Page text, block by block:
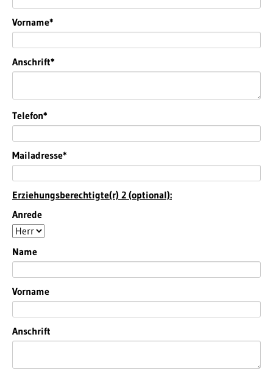
Pflichtfeld
Vorname*
Pflichtfeld
Anschrift*
Pflichtfeld
Telefon*
Pflichtfeld
Mailadresse*
Erziehungsberechtigte(r) 2 (optional):
Anrede
Name
Vorname
Anschrift